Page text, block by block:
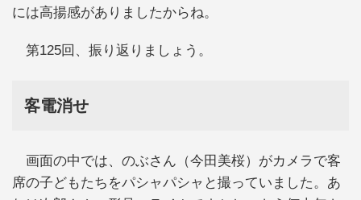
には高揚感がありましたからね。
第125回、振り返りましょう。
客電消せ
画面の中では、のぶさん（今田美桜）がカメラで客
席の子どもたちをパシャパシャと撮っていました。あ